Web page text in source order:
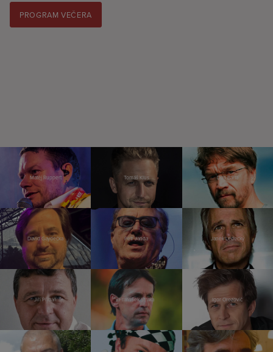
PROGRAM VEČERA
Matěj Ruppert Tomáš Klus Dan Bárta
David Gaydečka Petr Janda Janek Ledecký
Jiří Přibáň František Straka Igor Orozovič